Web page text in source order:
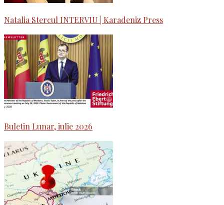
Natalia Stercul INTERVIU | Karadeniz Press
Buletin Lunar, iulie 2026